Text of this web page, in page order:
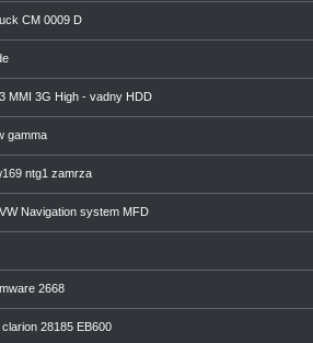
CM 0009 D
MMI 3G High - vadny HDD
gamma
ntg1 zamrza
Navigation system MFD
2668
28185 EB600